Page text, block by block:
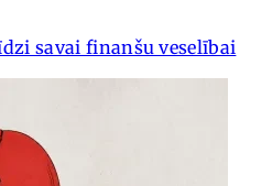
savai finanšu veselībai